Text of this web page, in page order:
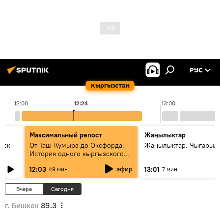
Кыргызстан
РУС
12:00 13:00
12:24
Максимальный репост
От Таш-Кумыра до Оксфорда.
История одного кыргызского
12:03 49 мин эфир
Жаңылыктар
Жаңылыктар.
13:01 7 мин
Вчера Сегодня
г. Бишкек 89.3